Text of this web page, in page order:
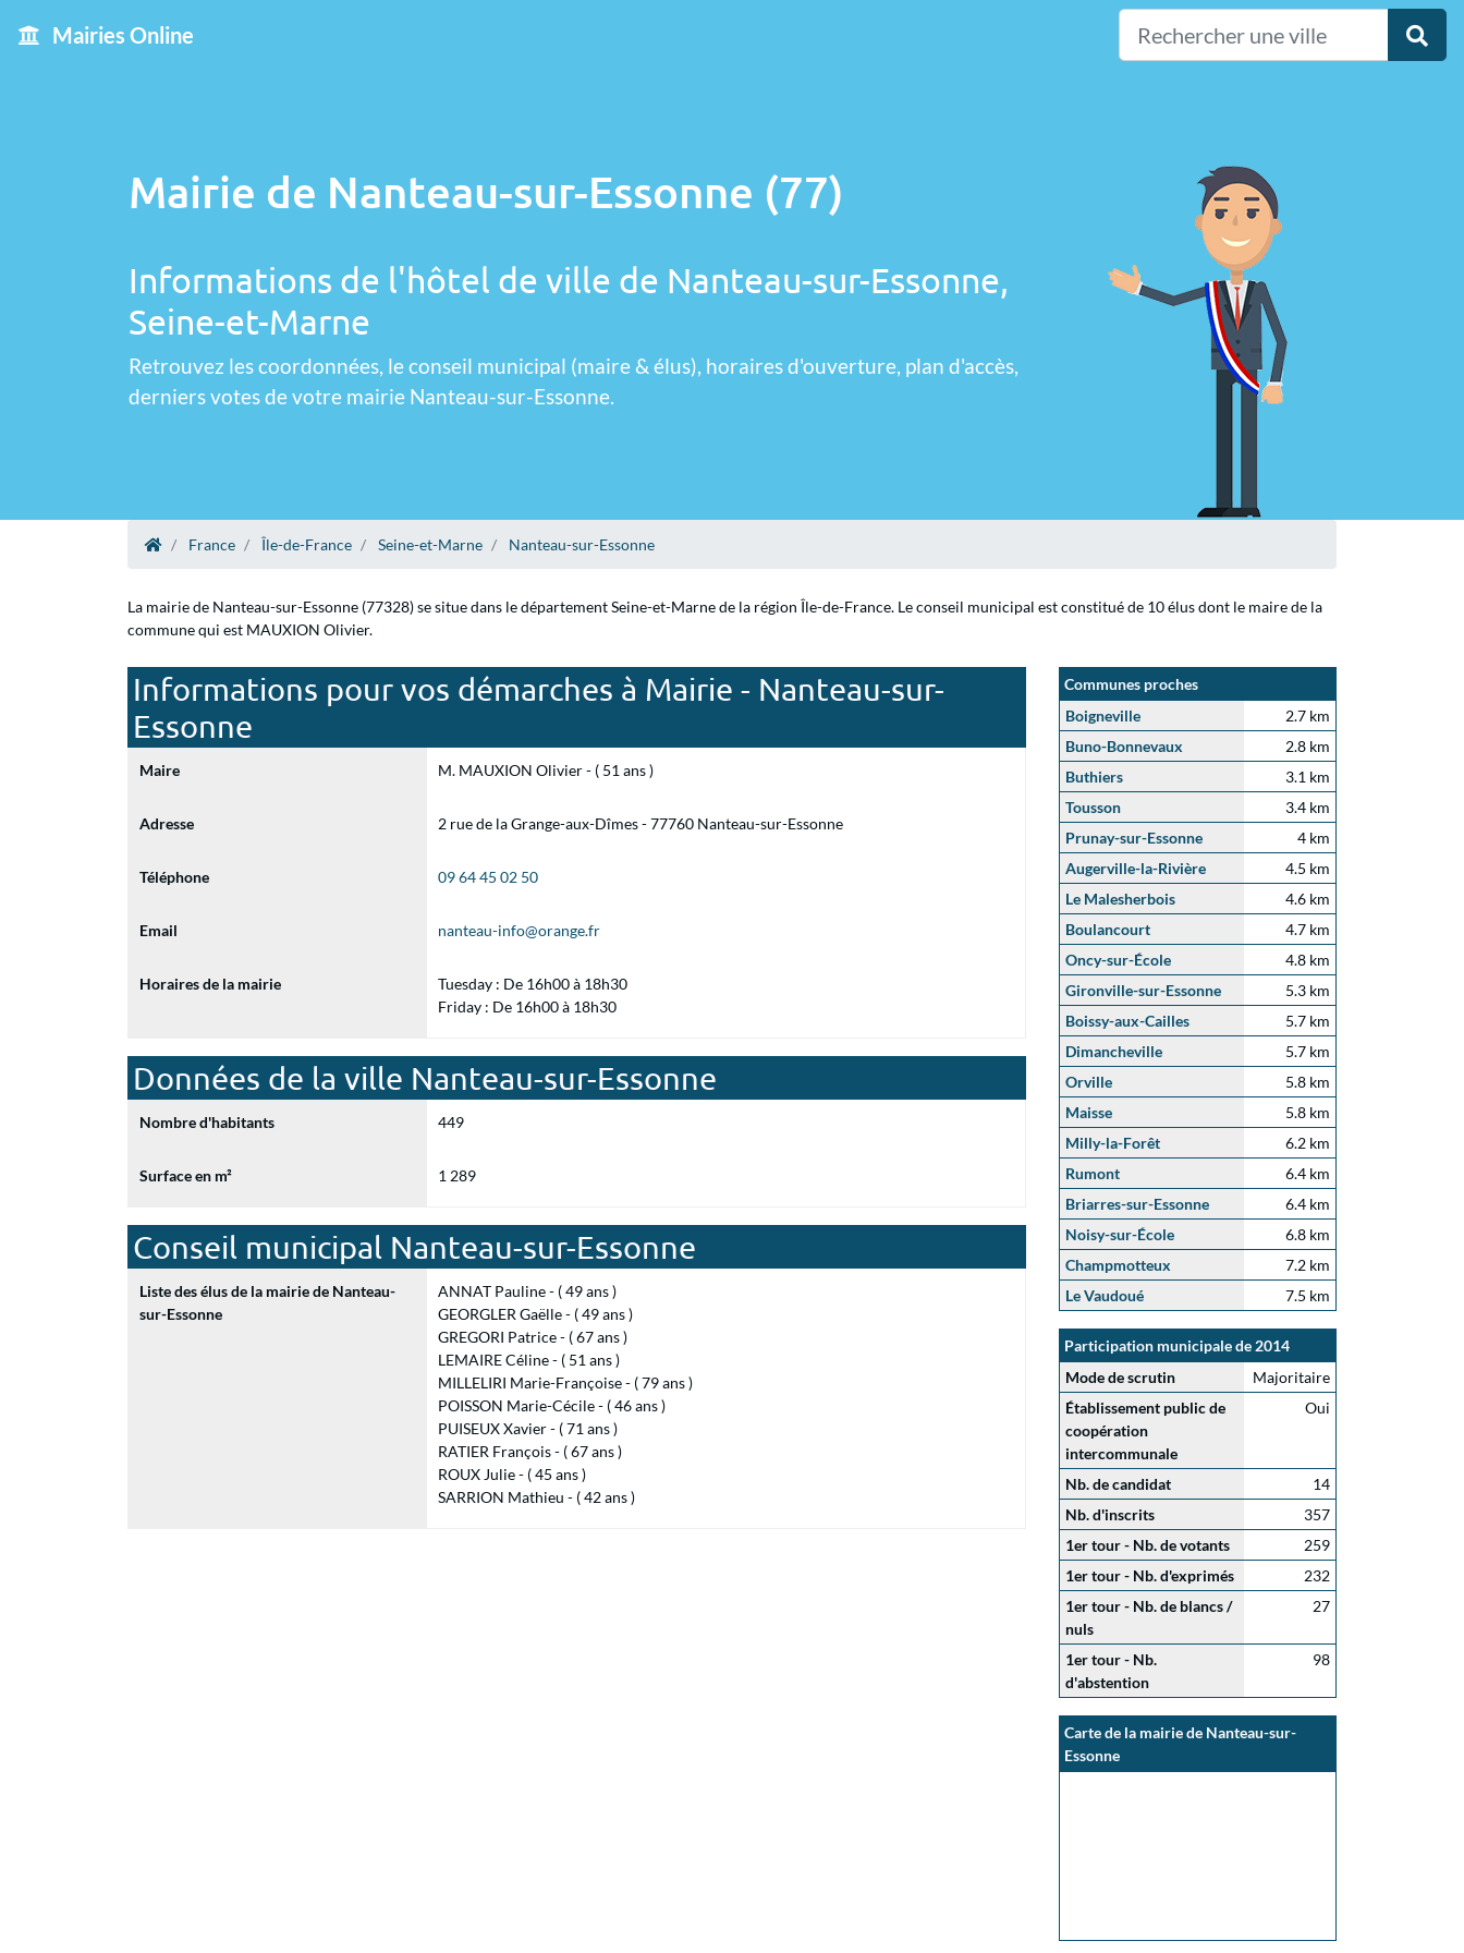
Mairies Online
Mairie de Nanteau-sur-Essonne (77)
Informations de l'hôtel de ville de Nanteau-sur-Essonne,
Seine-et-Marne
Retrouvez les coordonnées, le conseil municipal (maire & élus), horaires d'ouverture, plan d'accès,
derniers votes de votre mairie Nanteau-sur-Essonne.
France Île-de-France Seine-et-Marne Nanteau-sur-Essonne
La mairie de Nanteau-sur-Essonne (77328) se situe dans le département Seine-et-Marne de la région Île-de-France. Le conseil municipal est constitué de 10 élus dont le maire de la
commune qui est MAUXION Olivier.
Informations pour vos démarches à Mairie - Nanteau-sur-
Essonne
Maire M. MAUXION Olivier - ( 51 ans )
Adresse 2 rue de la Grange-aux-Dîmes - 77760 Nanteau-sur-Essonne
Téléphone 09 64 45 02 50
Email nanteau-info@orange.fr
Horaires de la mairie
Tuesday : De 16h00 à 18h30
Friday : De 16h00 à 18h30
Données de la ville Nanteau-sur-Essonne
Nombre d'habitants 449
Surface en m² 1 289
Conseil municipal Nanteau-sur-Essonne
Liste des élus de la mairie de Nanteau-
sur-Essonne
ANNAT Pauline - ( 49 ans )
GEORGLER Gaëlle - ( 49 ans )
GREGORI Patrice - ( 67 ans )
LEMAIRE Céline - ( 51 ans )
MILLELIRI Marie-Françoise - ( 79 ans )
POISSON Marie-Cécile - ( 46 ans )
PUISEUX Xavier - ( 71 ans )
RATIER François - ( 67 ans )
ROUX Julie - ( 45 ans )
SARRION Mathieu - ( 42 ans )
Communes proches
Boigneville
2.7 km
Buno-Bonnevaux
2.8 km
Buthiers
3.1 km
Tousson
3.4 km
Prunay-sur-Essonne
4 km
Augerville-la-Rivière
4.5 km
Le Malesherbois
4.6 km
Boulancourt
4.7 km
Oncy-sur-École
4.8 km
Gironville-sur-Essonne
5.3 km
Boissy-aux-Cailles
5.7 km
Dimancheville
5.7 km
Orville
5.8 km
Maisse
5.8 km
Milly-la-Forêt
6.2 km
Rumont
6.4 km
Briarres-sur-Essonne
6.4 km
Noisy-sur-École
6.8 km
Champmotteux
7.2 km
Le Vaudoué
7.5 km
Participation municipale de 2014
Mode de scrutin
Majoritaire
Établissement public de
coopération
intercommunale
Oui
Nb. de candidat
14
Nb. d'inscrits
357
1er tour - Nb. de votants
259
1er tour - Nb. d'exprimés
232
1er tour - Nb. de blancs /
nuls
27
1er tour - Nb.
d'abstention
98
Carte de la mairie de Nanteau-sur-
Essonne